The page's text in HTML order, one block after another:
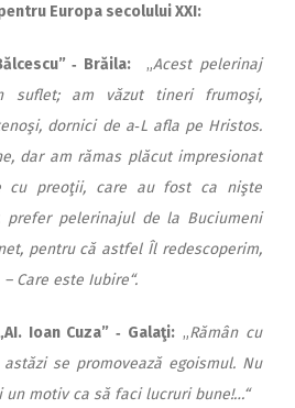
Europa secolului XXI:
‑ Brăila: „Acest pelerinaj
suflet; am văzut tineri frumoşi,
dornici de a‑L afla pe Hris­tos.
dar am rămas plăcut impresionat
cu preoţii, care au fost ca nişte
prefer pelerinajul de la Buciumeni
pentru că astfel Îl redescoperim,
Care este Iubire“.
Ioan Cuza” ‑ Galaţi: „Rămân cu
se promovează egoismul. Nu
motiv ca să faci lucruri bune!…“